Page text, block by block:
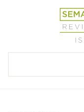
Revista
Científica
Semana